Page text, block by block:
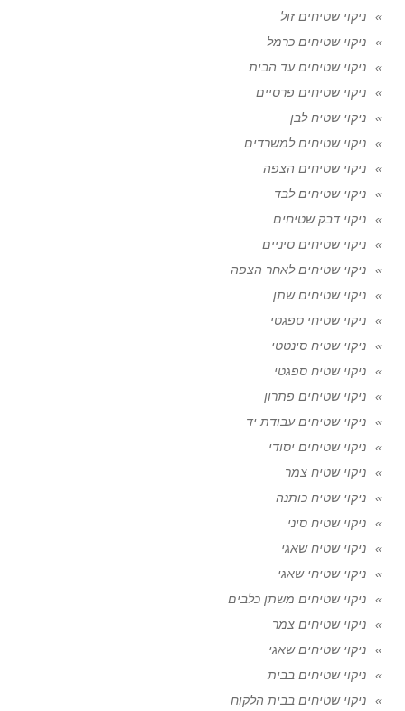
ניקוי שטיחים זול
ניקוי שטיחים כרמל
ניקוי שטיחים עד הבית
ניקוי שטיחים פרסיים
ניקוי שטיח לבן
ניקוי שטיחים למשרדים
ניקוי שטיחים הצפה
ניקוי שטיחים לבד
ניקוי דבק שטיחים
ניקוי שטיחים סיניים
ניקוי שטיחים לאחר הצפה
ניקוי שטיחים שתן
ניקוי שטיחי ספגטי
ניקוי שטיח סינטטי
ניקוי שטיח ספגטי
ניקוי שטיחים פתרון
ניקוי שטיחים עבודת יד
ניקוי שטיחים יסודי
ניקוי שטיח צמר
ניקוי שטיח כותנה
ניקוי שטיח סיני
ניקוי שטיח שאגי
ניקוי שטיחי שאגי
ניקוי שטיחים משתן כלבים
ניקוי שטיחים צמר
ניקוי שטיחים שאגי
ניקוי שטיחים בבית
ניקוי שטיחים בבית הלקוח